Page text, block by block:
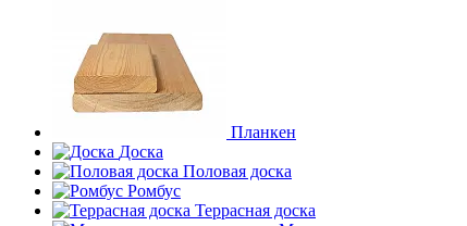
Планкен
Доска
Половая доска
Ромбус
Террасная доска